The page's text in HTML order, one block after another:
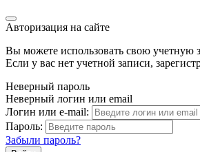
Авторизация на сайте
Вы можете использовать свою учетную
Если у вас нет учетной записи,
Неверный пароль
Неверный логин или email
Логин или e-mail:
Пароль:
Забыли пароль?